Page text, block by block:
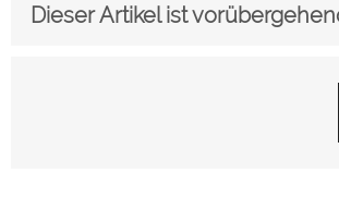
Dieser Artikel ist